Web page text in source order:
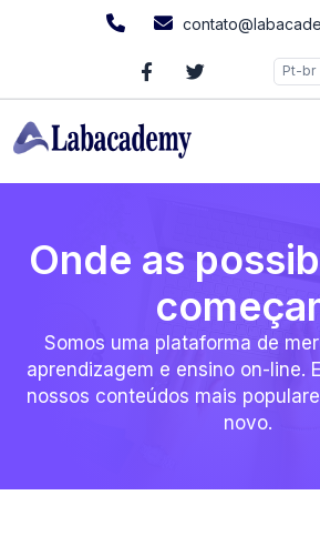
Pt-br
Onde as
Somos uma plataforma de
aprendizagem e ensino on-line.
nossos conteúdos mais
novo.